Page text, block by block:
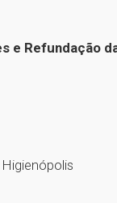
e Refundação
Higienópolis